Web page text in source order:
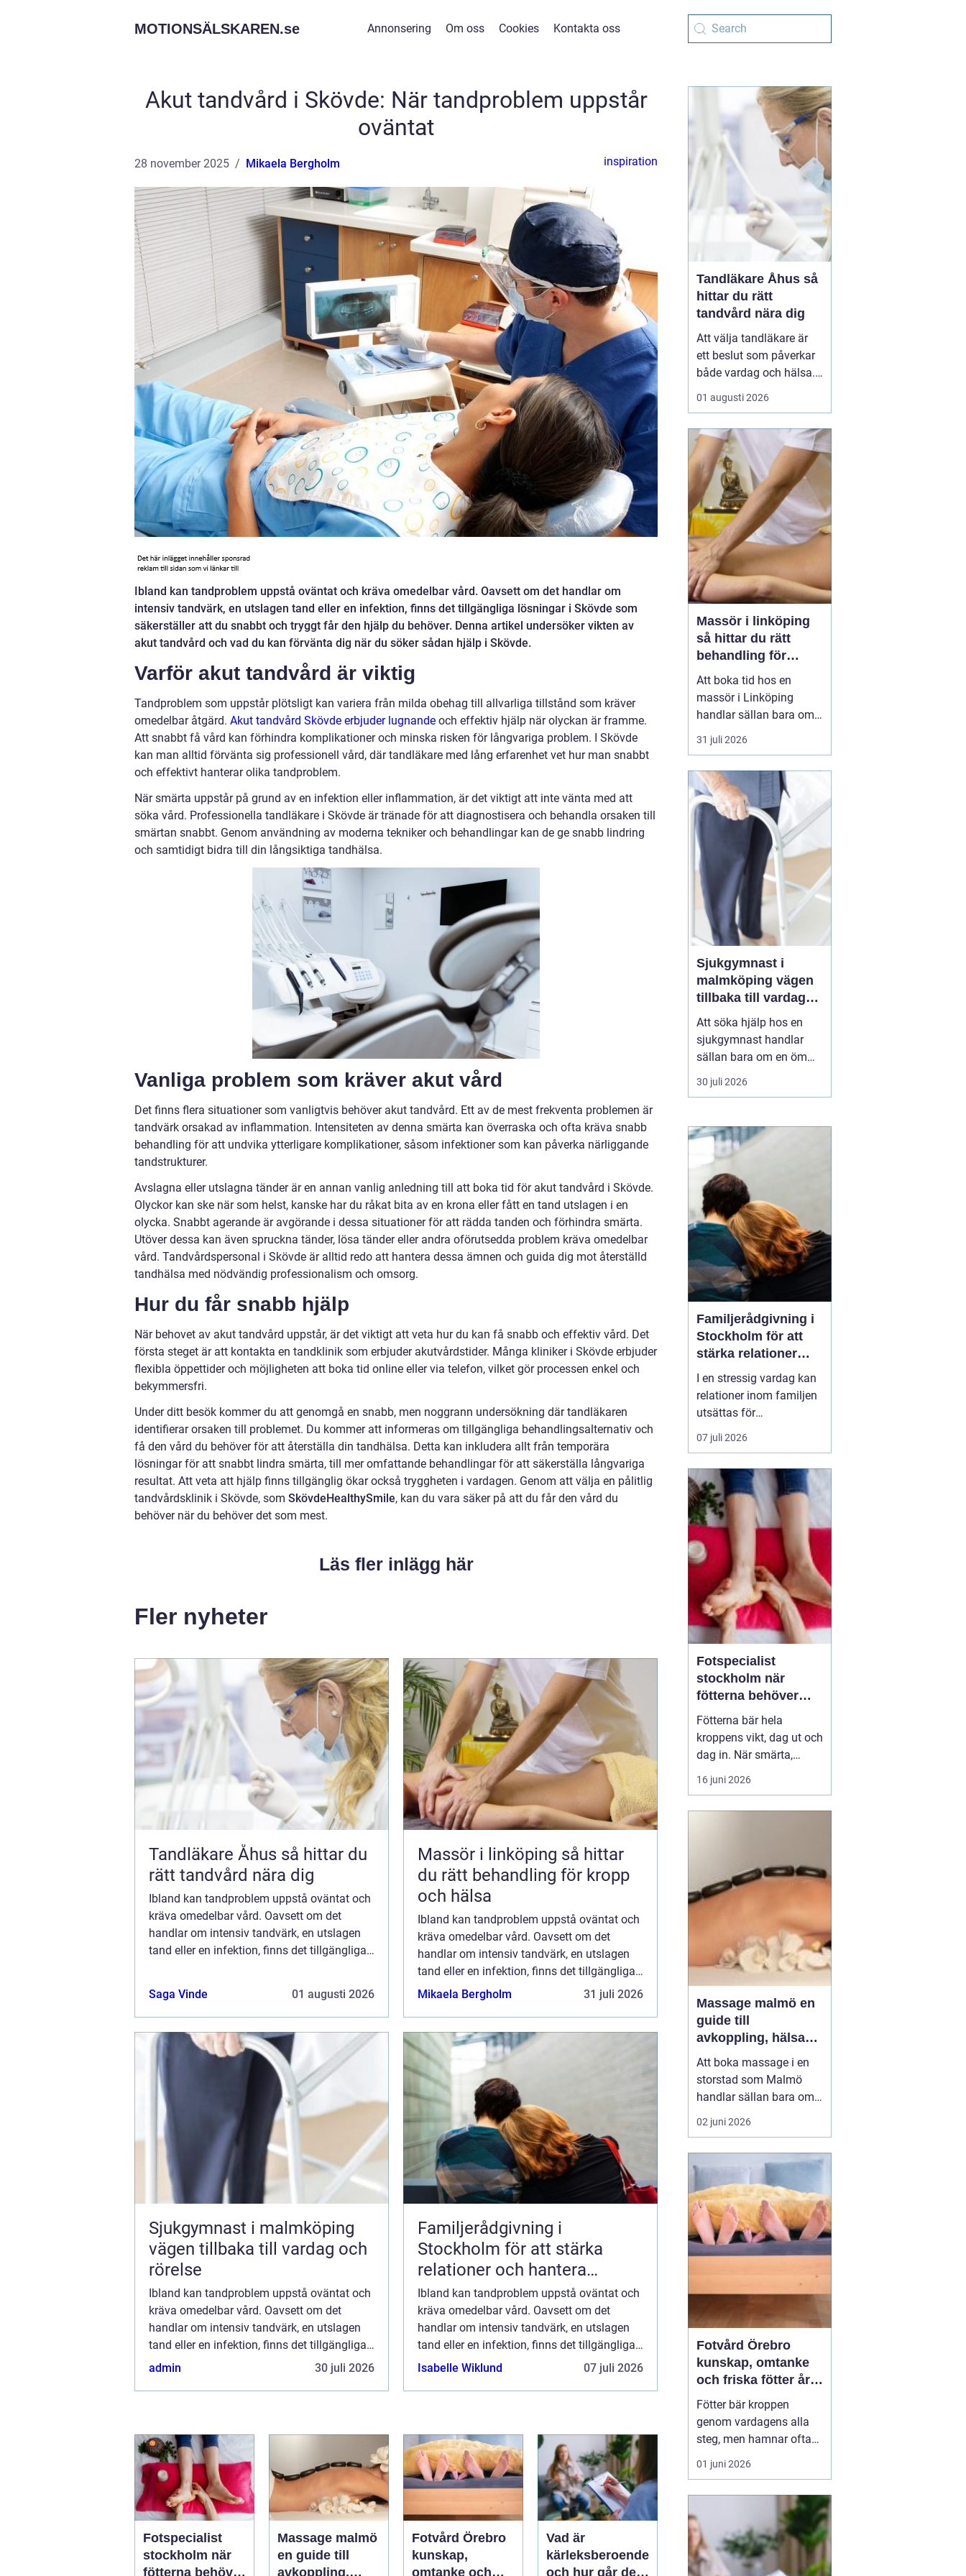
MOTIONSÄLSKAREN.se Annonsering Om oss Cookies Kontakta oss
Akut tandvård i Skövde: När tandproblem uppstår
oväntat
28 november 2025 Mikaela Bergholm inspiration
Ibland kan tandproblem uppstå oväntat och kräva omedelbar vård. Oavsett om det handlar om
intensiv tandvärk, en utslagen tand eller en infektion, finns det tillgängliga lösningar i Skövde som
säkerställer att du snabbt och tryggt får den hjälp du behöver. Denna artikel undersöker vikten av
akut tandvård och vad du kan förvänta dig när du söker sådan hjälp i Skövde.
Varför akut tandvård är viktig
Tandproblem som uppstår plötsligt kan variera från milda obehag till allvarliga tillstånd som kräver
omedelbar åtgärd. Akut tandvård Skövde erbjuder lugnande och effektiv hjälp när olyckan är framme.
Att snabbt få vård kan förhindra komplikationer och minska risken för långvariga problem. I Skövde
kan man alltid förvänta sig professionell vård, där tandläkare med lång erfarenhet vet hur man snabbt
och effektivt hanterar olika tandproblem.
När smärta uppstår på grund av en infektion eller inflammation, är det viktigt att inte vänta med att
söka vård. Professionella tandläkare i Skövde är tränade för att diagnostisera och behandla orsaken till
smärtan snabbt. Genom användning av moderna tekniker och behandlingar kan de ge snabb lindring
och samtidigt bidra till din långsiktiga tandhälsa.
Vanliga problem som kräver akut vård
Det finns flera situationer som vanligtvis behöver akut tandvård. Ett av de mest frekventa problemen är
tandvärk orsakad av inflammation. Intensiteten av denna smärta kan överraska och ofta kräva snabb
behandling för att undvika ytterligare komplikationer, såsom infektioner som kan påverka närliggande
tandstrukturer.
Avslagna eller utslagna tänder är en annan vanlig anledning till att boka tid för akut tandvård i Skövde.
Olyckor kan ske när som helst, kanske har du råkat bita av en krona eller fått en tand utslagen i en
olycka. Snabbt agerande är avgörande i dessa situationer för att rädda tanden och förhindra smärta.
Utöver dessa kan även spruckna tänder, lösa tänder eller andra oförutsedda problem kräva omedelbar
vård. Tandvårdspersonal i Skövde är alltid redo att hantera dessa ämnen och guida dig mot återställd
tandhälsa med nödvändig professionalism och omsorg.
Hur du får snabb hjälp
När behovet av akut tandvård uppstår, är det viktigt att veta hur du kan få snabb och effektiv vård. Det
första steget är att kontakta en tandklinik som erbjuder akutvårdstider. Många kliniker i Skövde erbjuder
flexibla öppettider och möjligheten att boka tid online eller via telefon, vilket gör processen enkel och
bekymmersfri.
Under ditt besök kommer du att genomgå en snabb, men noggrann undersökning där tandläkaren
identifierar orsaken till problemet. Du kommer att informeras om tillgängliga behandlingsalternativ och
få den vård du behöver för att återställa din tandhälsa. Detta kan inkludera allt från temporära
lösningar för att snabbt lindra smärta, till mer omfattande behandlingar för att säkerställa långvariga
resultat. Att veta att hjälp finns tillgänglig ökar också tryggheten i vardagen. Genom att välja en pålitlig
tandvårdsklinik i Skövde, som SkövdeHealthySmile, kan du vara säker på att du får den vård du
behöver när du behöver det som mest.
Läs fler inlägg här
Fler nyheter
Tandläkare Åhus så hittar du
rätt tandvård nära dig
Ibland kan tandproblem uppstå oväntat och
kräva omedelbar vård. Oavsett om det
handlar om intensiv tandvärk, en utslagen
tand eller en infektion, finns det tillgängliga
Saga Vinde
01 augusti 2026
Massör i linköping så hittar
du rätt behandling för kropp
och hälsa
Ibland kan tandproblem uppstå oväntat och
kräva omedelbar vård. Oavsett om det
handlar om intensiv tandvärk, en utslagen
tand eller en infektion, finns det tillgängliga
lösningar i Skövde som säkerst&aum...
Mikaela Bergholm 31 juli 2026
Sjukgymnast i malmköping
vägen tillbaka till vardag och
rörelse
Ibland kan tandproblem uppstå oväntat och
kräva omedelbar vård. Oavsett om det
handlar om intensiv tandvärk, en utslagen
tand eller en infektion, finns det tillgängliga
lösningar i Skövde som säkerst&aum...
admin 30 juli 2026
Familjerådgivning i
Stockholm för att stärka
relationer och hantera
utmaningar
Ibland kan tandproblem uppstå oväntat och
kräva omedelbar vård. Oavsett om det
handlar om intensiv tandvärk, en utslagen
tand eller en infektion, finns det tillgängliga
lösningar i Skövde som säkerst&aum...
Isabelle Wiklund 07 juli 2026
Fotspecialist
stockholm när
fötterna behöver
Massage malmö
en guide till
avkoppling,
Fotvård Örebro
kunskap,
omtanke och
Vad är
kärleksberoende
och hur går det
Tandläkare Åhus så
hittar du rätt
tandvård nära dig
Att välja tandläkare är
ett beslut som påverkar
både vardag och hälsa.
Den som söker
tandläkare åhus
som lagar hål. En trygg
kontakt, rimliga
väntetider och en lugn
miljö ...
01 augusti 2026
Massör i linköping
så hittar du rätt
behandling för
kropp och hälsa
Att boka tid hos en
massör i Linköping
handlar sällan bara om
att unna sig något skönt.
För många är massage
vardagen för att orka
arbeta, träna och leva ett
aktivt liv utan ständig
värk. En genomtänkt
massage kan minska
spänningar...
31 juli 2026
Sjukgymnast i
malmköping vägen
tillbaka till vardag
och rörelse
Att söka hjälp hos en
sjukgymnast handlar
sällan bara om en öm
muskel eller en stel
nacke. För många
kunna arbeta, orka med
vardagen, fortsätta med
sin idrott eller behålla
självständighet efter en
skada eller sjukdom. I en
mindre ...
30 juli 2026
Familjerådgivning i
Stockholm för att
stärka relationer
och hantera
utmaningar
I en stressig vardag kan
relationer inom familjen
utsättas för
påfrestningar och
konflikter.
Stockholm erbjuder stöd
och verktyg för a...
07 juli 2026
Fotspecialist
stockholm när
fötterna behöver
mer än vila
Fötterna bär hela
kroppens vikt, dag ut och
dag in. När smärta,
stelhet eller
felställningar uppstår
väntar länge innan de
söker hjälp, trots att tidig
utre...
16 juni 2026
Massage malmö en
guide till
avkoppling, hälsa
och välmående
Att boka massage i en
storstad som Malmö
handlar sällan bara om
lyx. För många är det ett
sätt att hantera
långvarig smärta eller
stress som aldrig verkar
ge med sig. Samtidigt
växer intresset för både
klassisk svensk
massage och...
02 juni 2026
Fotvård Örebro
kunskap, omtanke
och friska fötter året
runt
Fötter bär kroppen
genom vardagens alla
steg, men hamnar ofta
längst ner på
prioriteringslistan.
när problemen redan gör
ont, skaver eller
begränsar vardagen.
Medgenomtänkt fotvård
01 juni 2026